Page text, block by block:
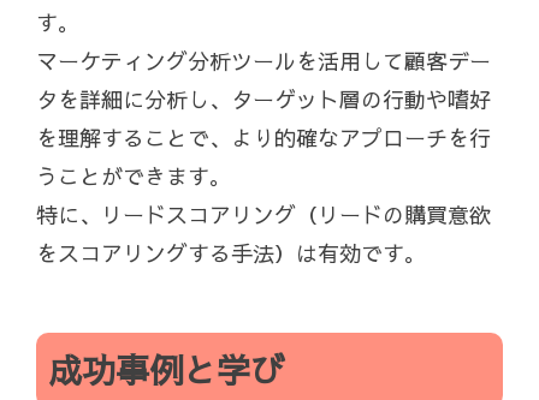
す。
マーケティング分析ツールを活用して顧客デー
タを詳細に分析し、ターゲット層の行動や嗜好
を理解することで、より的確なアプローチを行
うことができます。
特に、リードスコアリング（リードの購買意欲
をスコアリングする手法）は有効です。
成功事例と学び